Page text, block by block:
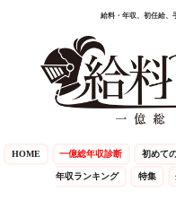
給料・年収、初任給、
HOME 一億総年収診断 初めて
年収ランキング 特集